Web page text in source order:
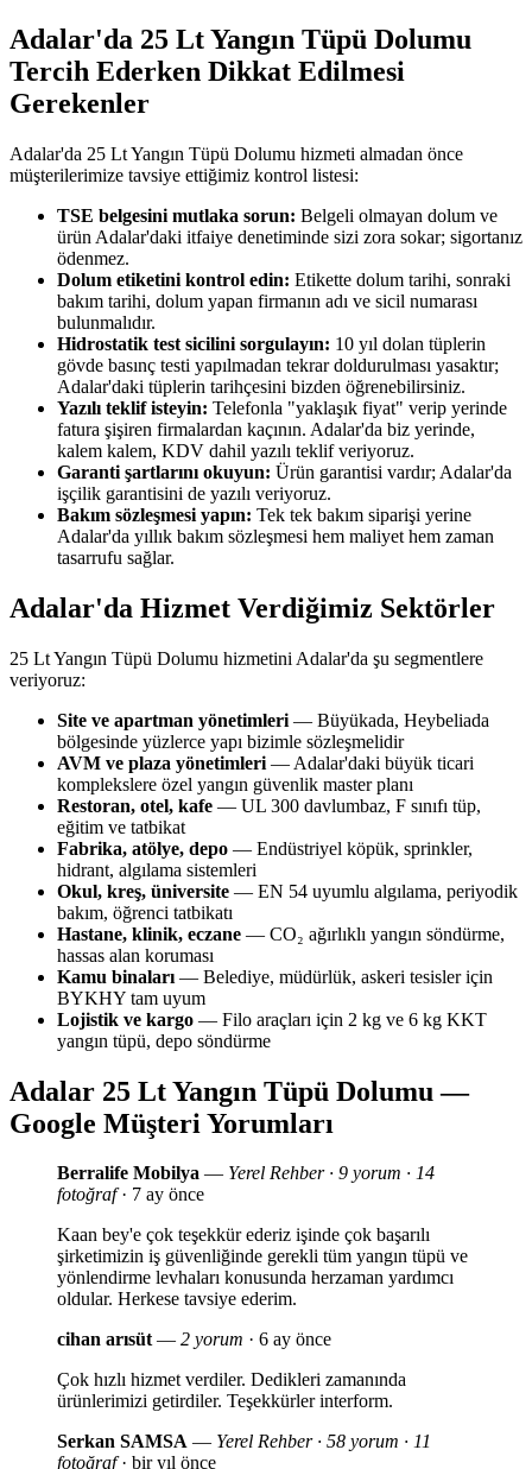
Adalar'da 25 Lt Yangın Tüpü Dolumu
Tercih Ederken Dikkat Edilmesi
Gerekenler
Adalar'da 25 Lt Yangın Tüpü Dolumu hizmeti almadan önce
müşterilerimize tavsiye ettiğimiz kontrol listesi:
TSE belgesini mutlaka sorun: Belgeli olmayan dolum ve
ürün Adalar'daki itfaiye denetiminde sizi zora sokar; sigortanız
ödenmez.
Dolum etiketini kontrol edin: Etikette dolum tarihi, sonraki
bakım tarihi, dolum yapan firmanın adı ve sicil numarası
bulunmalıdır.
Hidrostatik test sicilini sorgulayın: 10 yıl dolan tüplerin
gövde basınç testi yapılmadan tekrar doldurulması yasaktır;
Adalar'daki tüplerin tarihçesini bizden öğrenebilirsiniz.
Yazılı teklif isteyin: Telefonla "yaklaşık fiyat" verip yerinde
fatura şişiren firmalardan kaçının. Adalar'da biz yerinde,
kalem kalem, KDV dahil yazılı teklif veriyoruz.
Garanti şartlarını okuyun: Ürün garantisi vardır; Adalar'da
işçilik garantisini de yazılı veriyoruz.
Bakım sözleşmesi yapın: Tek tek bakım siparişi yerine
Adalar'da yıllık bakım sözleşmesi hem maliyet hem zaman
tasarrufu sağlar.
Adalar'da Hizmet Verdiğimiz Sektörler
25 Lt Yangın Tüpü Dolumu hizmetini Adalar'da şu segmentlere
veriyoruz:
Site ve apartman yönetimleri — Büyükada, Heybeliada
bölgesinde yüzlerce yapı bizimle sözleşmelidir
AVM ve plaza yönetimleri — Adalar'daki büyük ticari
komplekslere özel yangın güvenlik master planı
Restoran, otel, kafe — UL 300 davlumbaz, F sınıfı tüp,
eğitim ve tatbikat
Fabrika, atölye, depo — Endüstriyel köpük, sprinkler,
hidrant, algılama sistemleri
Okul, kreş, üniversite — EN 54 uyumlu algılama, periyodik
bakım, öğrenci tatbikatı
Hastane, klinik, eczane — CO₂ ağırlıklı yangın söndürme,
hassas alan koruması
Kamu binaları — Belediye, müdürlük, askeri tesisler için
BYKHY tam uyum
Lojistik ve kargo — Filo araçları için 2 kg ve 6 kg KKT
yangın tüpü, depo söndürme
Adalar 25 Lt Yangın Tüpü Dolumu —
Google Müşteri Yorumları
Berralife Mobilya — Yerel Rehber · 9 yorum · 14
fotoğraf· 7 ay önce
Kaan bey'e çok teşekkür ederiz işinde çok başarılı
şirketimizin iş güvenliğinde gerekli tüm yangın tüpü ve
yönlendirme levhaları konusunda herzaman yardımcı
oldular. Herkese tavsiye ederim.
cihan arısüt— 2 yorum · 6 ay önce
Çok hızlı hizmet verdiler. Dedikleri zamanında
ürünlerimizi getirdiler. Teşekkürler interform.
Serkan SAMSA — Yerel Rehber · 58 yorum · 11
fotoğraf· bir yıl önce